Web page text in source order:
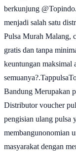
berkunjung
menjadi salah satu
Pulsa Murah Malang,
gratis dan tanpa
keuntungan maksimal
Bandung Merupakan
Distributor voucher
pengisian ulang pulsa
membangunonomian
masyarakat dengan